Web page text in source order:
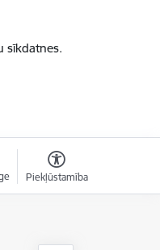
sīkdatnes.
Piekļūstamība